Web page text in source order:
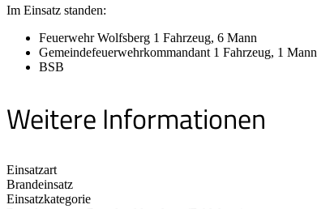
Im Einsatz standen:
Feuerwehr Wolfsberg 1 Fahrzeug, 6 Mann
Gemeindefeuerwehrkommandant 1 Fahrzeug, 1 Mann
BSB
Weitere Informationen
Einsatzart
Brandeinsatz
Einsatzkategorie